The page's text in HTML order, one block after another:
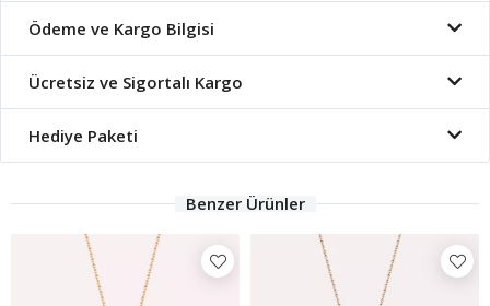
Ödeme ve Kargo Bilgisi
Ücretsiz ve Sigortalı Kargo
Hediye Paketi
Benzer Ürünler